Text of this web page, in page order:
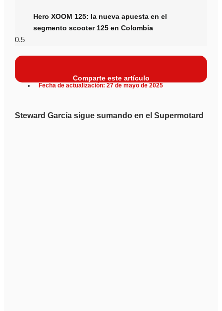
Hero XOOM 125: la nueva apuesta en el
segmento scooter 125 en Colombia
Comparte este artículo
Fecha de actualización: 27 de mayo de 2025
Steward García sigue sumando en el Supermotard